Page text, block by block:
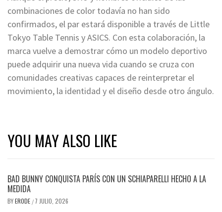
combinaciones de color todavía no han sido
confirmados, el par estará disponible a través de Little
Tokyo Table Tennis y ASICS. Con esta colaboración, la
marca vuelve a demostrar cómo un modelo deportivo
puede adquirir una nueva vida cuando se cruza con
comunidades creativas capaces de reinterpretar el
movimiento, la identidad y el diseño desde otro ángulo.
YOU MAY ALSO LIKE
BAD BUNNY CONQUISTA PARÍS CON UN SCHIAPARELLI HECHO A LA
MEDIDA
BYERODE / 7 JULIO, 2026